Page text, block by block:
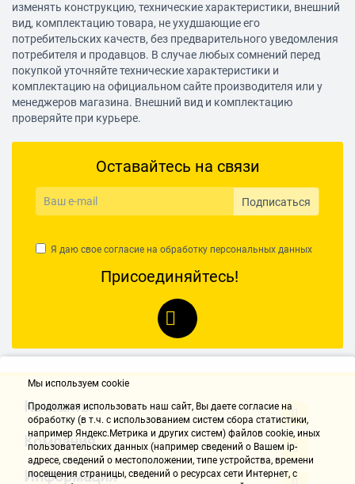
изменять конструкцию, технические характеристики, внешний
вид, комплектацию товара, не ухудшающие его
потребительских качеств, без предварительного уведомления
потребителя и продавцов. В случае любых сомнений перед
покупкой уточняйте технические характеристики и
комплектацию на официальном сайте производителя или у
менеджеров магазина. Внешний вид и комплектацию
проверяйте при курьере.
Оставайтесь на связи
Подписаться
Я даю свое согласие на обработку персональных данных
Присоединяйтесь!
Контакты
Компания
Информация
Мы используем cookie
Продолжая использовать наш cайт, Вы даете согласие на
обработку (в т.ч. с использованием систем сбора статистики,
например Яндекс.Метрика и других систем) файлов cookie, иных
пользовательских данных (например сведений о Вашем ip-
адресе, сведений о местоположении, типе устройства, времени
посещения страницы, сведений о ресурсах сети Интернет, с